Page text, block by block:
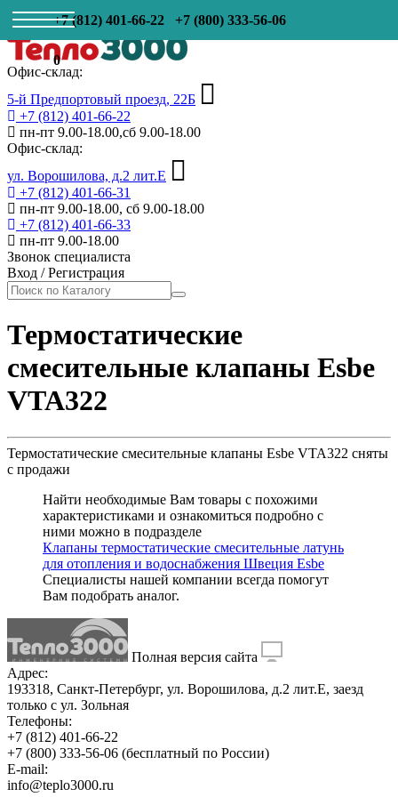
+7 (812) 401-66-22 +7 (800) 333-56-06
0
Офис-склад:
5-й Предпортовый проезд, 22Б
+7 (812) 401-66-22
пн-пт 9.00-18.00,сб 9.00-18.00
Офис-склад:
ул. Ворошилова, д.2 лит.Е
+7 (812) 401-66-31
пн-пт 9.00-18.00, сб 9.00-18.00
+7 (812) 401-66-33
пн-пт 9.00-18.00
Звонок специалиста
Вход /Регистрация
Термостатические
смесительные клапаны Esbe
VTA322
Термостатические смесительные клапаны Esbe VTA322 сняты
с продажи
Найти необходимые Вам товары с похожими
характеристиками и ознакомиться подробно с
ними можно в подразделе
Клапаны термостатические смесительные латунь
для отопления и водоснабжения Швеция Esbe
Специалисты нашей компании всегда помогут
Вам подобрать аналог.
Полная версия сайта
Адрес:
193318, Санкт-Петербург, ул. Ворошилова, д.2 лит.Е, заезд
только с ул. Зольная
Телефоны:
+7 (812) 401-66-22
+7 (800) 333-56-06 (бесплатный по России)
E-mail:
info@teplo3000.ru